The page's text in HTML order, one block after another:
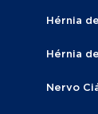
Hérnia
Hérnia
Nervo